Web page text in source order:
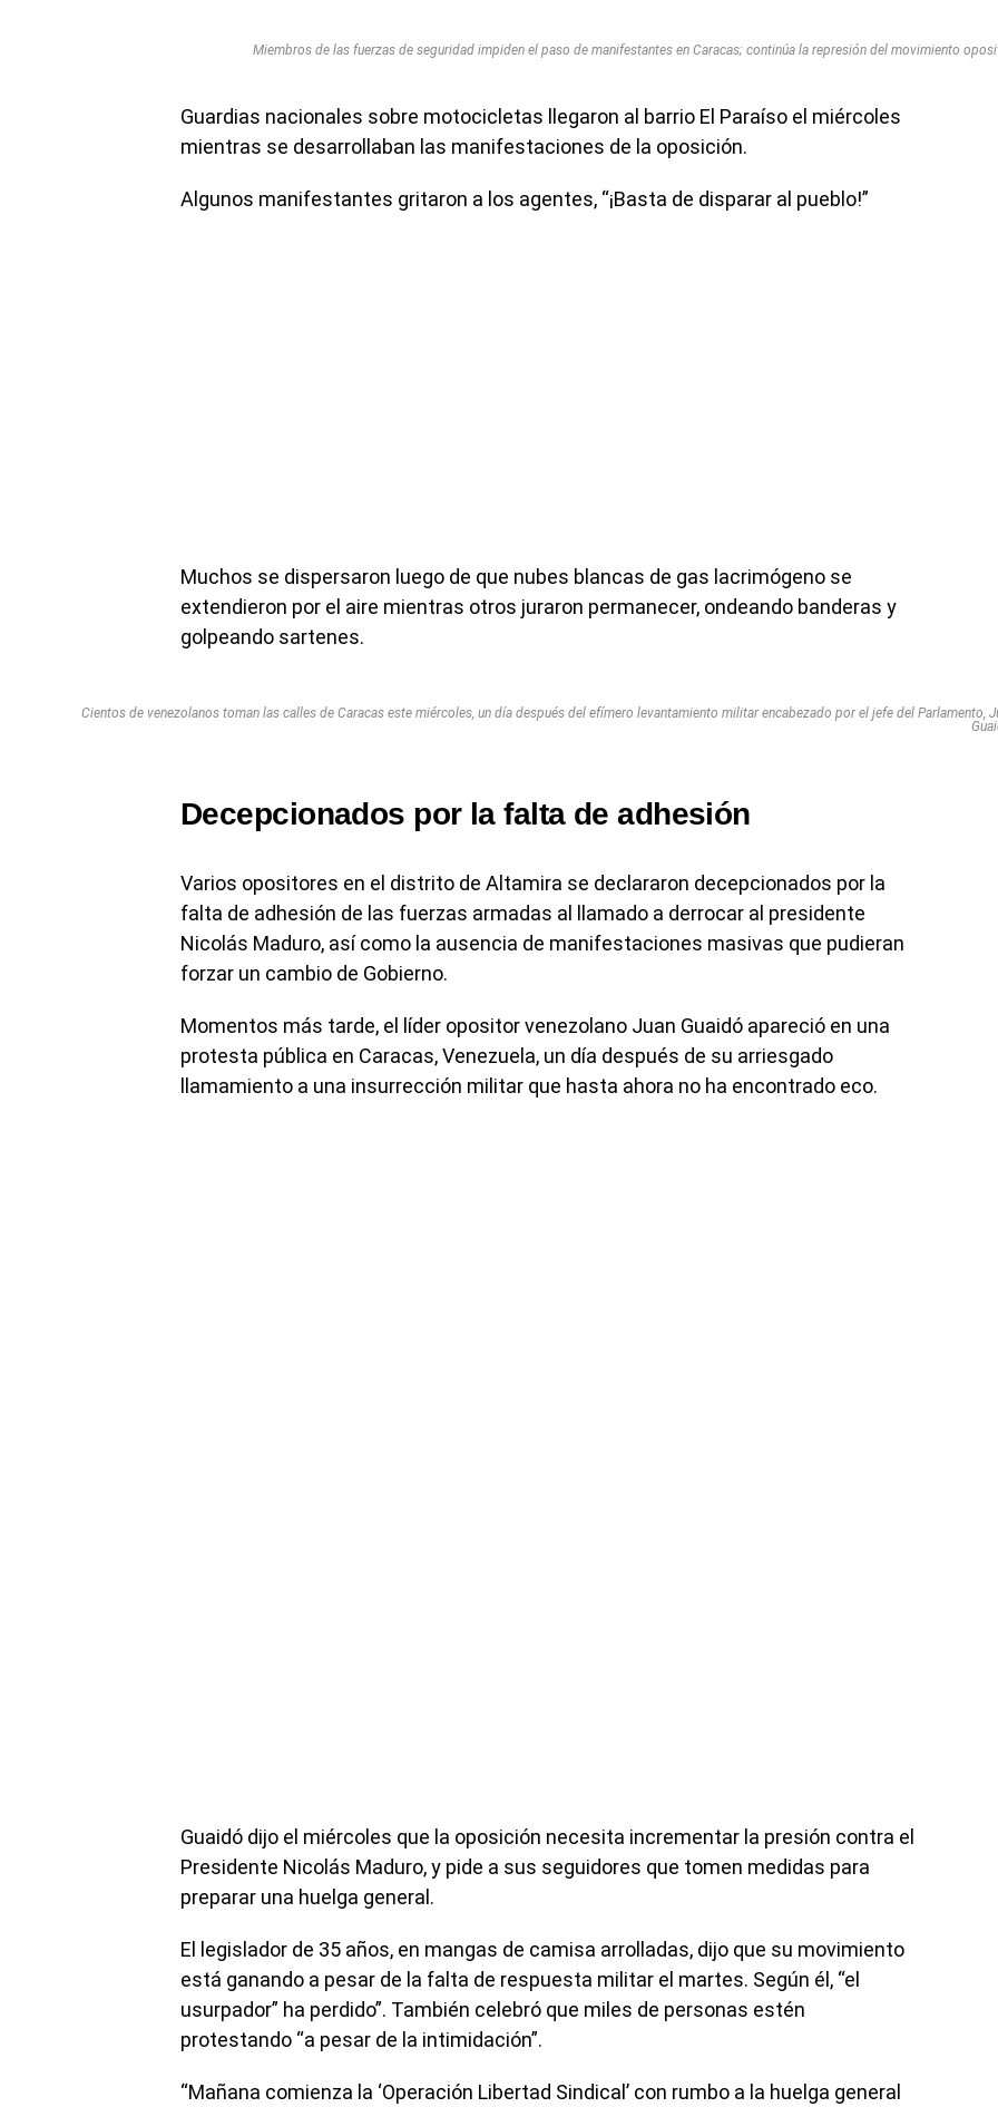
Miembros de las fuerzas de seguridad impiden el paso de manifestantes en Caracas; continúa la represión del movimiento
Guardias nacionales sobre motocicletas llegaron al barrio El Paraíso el miércoles
mientras se desarrollaban las manifestaciones de la oposición.
Algunos manifestantes gritaron a los agentes, “¡Basta de disparar al pueblo!”
Muchos se dispersaron luego de que nubes blancas de gas lacrimógeno se
extendieron por el aire mientras otros juraron permanecer, ondeando banderas y
golpeando sartenes.
Cientos de venezolanos toman las calles de Caracas este miércoles, un día después del efímero levantamiento militar encabezado por el jefe del Parlamento,
Decepcionados por la falta de adhesión
Varios opositores en el distrito de Altamira se declararon decepcionados por la
falta de adhesión de las fuerzas armadas al llamado a derrocar al presidente
Nicolás Maduro, así como la ausencia de manifestaciones masivas que pudieran
forzar un cambio de Gobierno.
Momentos más tarde, el líder opositor venezolano Juan Guaidó apareció en una
protesta pública en Caracas, Venezuela, un día después de su arriesgado
llamamiento a una insurrección militar que hasta ahora no ha encontrado eco.
Guaidó dijo el miércoles que la oposición necesita incrementar la presión contra el
Presidente Nicolás Maduro, y pide a sus seguidores que tomen medidas para
preparar una huelga general.
El legislador de 35 años, en mangas de camisa arrolladas, dijo que su movimiento
está ganando a pesar de la falta de respuesta militar el martes. Según él, “el
usurpador” ha perdido”. También celebró que miles de personas estén
protestando “a pesar de la intimidación”.
“Mañana comienza la ‘Operación Libertad Sindical’ con rumbo a la huelga general